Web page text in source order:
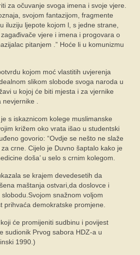
za očuvanje svoga imena i svoje vjere.
svojom fantazijom, fragmente
iluziju ljepote kojom l, s jedne strane,
vjere i imena i progovara o
pitanjem .” Hoće li u komunizmu
kojom moć vlastitih uvjerenja
slikom slobode svoga naroda u
u kojoj će biti mjesta i za vjernike
.
s iskaznicom kolege muslimanske
križem oko vrata išao u studentski
govorio: “Ovdje se nešto ne slaže
za crne. Cijelo je Duvno šaptalo kako je
doša’ u selo s crnim kolegom.
se krajem devedesetih da
maštanja ostvari,da doslovce i
snažnom voljom
prihvaća demokratske promjene.
će promijeniti sudbinu i povijest
sudionik Prvog sabora HDZ-a u
1990.)